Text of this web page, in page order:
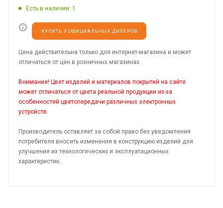
Есть в наличии: 1
КУПИТЬ У ОФИЦИАЛЬНЫХ ДИЛЕРОВ
Цена действительна только для интернет-магазина и может
отличаться от цен в розничных магазинах.
Внимание! Цвет изделий и материалов покрытий на сайте
может отличаться от цвета реальной продукции из-за
особенностей цветопередачи различных электронных
устройств.
Производитель оставляет за собой право без уведомления
потребителя вносить изменения в конструкцию изделий для
улучшения их технологических и эксплуатационных
характеристик.